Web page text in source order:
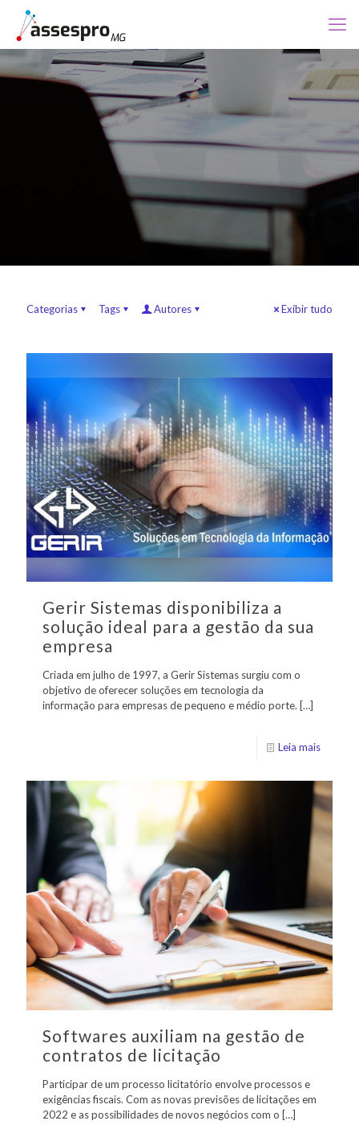
Categorias Tags Autores Exibir tudo
Gerir Sistemas disponibiliza a
solução ideal para a gestão da sua
empresa
Criada em julho de 1997, a Gerir Sistemas surgiu com o
objetivo de oferecer soluções em tecnologia da
informação para empresas de pequeno e médio porte. […]
Leia mais
Softwares auxiliam na gestão de
contratos de licitação
Participar de um processo licitatório envolve processos e
exigências fiscais. Com as novas previsões de licitações em
2022 e as possibilidades de novos negócios com o […]